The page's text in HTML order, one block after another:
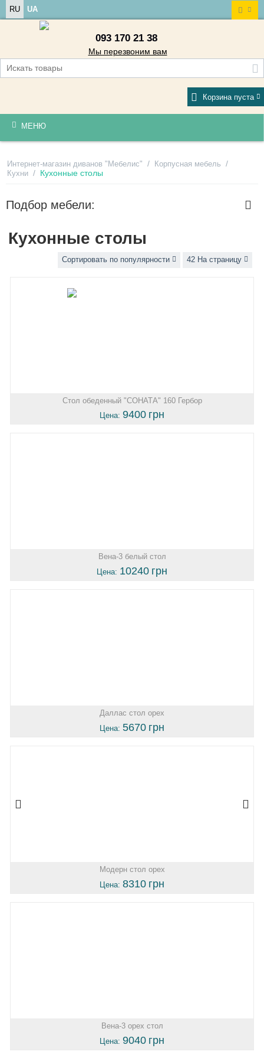
RU UA
093 170 21 38
Мы перезвоним вам
Корзина пуста
МЕНЮ
Интернет-магазин диванов "Мебелис" / Корпусная мебель /
Кухни / Кухонные столы
Подбор мебели:
Кухонные столы
Сортировать по популярности 42 На страницу
Стол обеденный "СОНАТА" 160 Гербор
Цена: 9400 грн
Вена-3 белый стол
Цена: 10240 грн
Даллас стол орех
Цена: 5670 грн
Модерн стол орех
Цена: 8310 грн
Вена-3 орех стол
Цена: 9040 грн